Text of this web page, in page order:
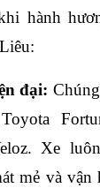
hành
đại:
Xe
mẻ và vận